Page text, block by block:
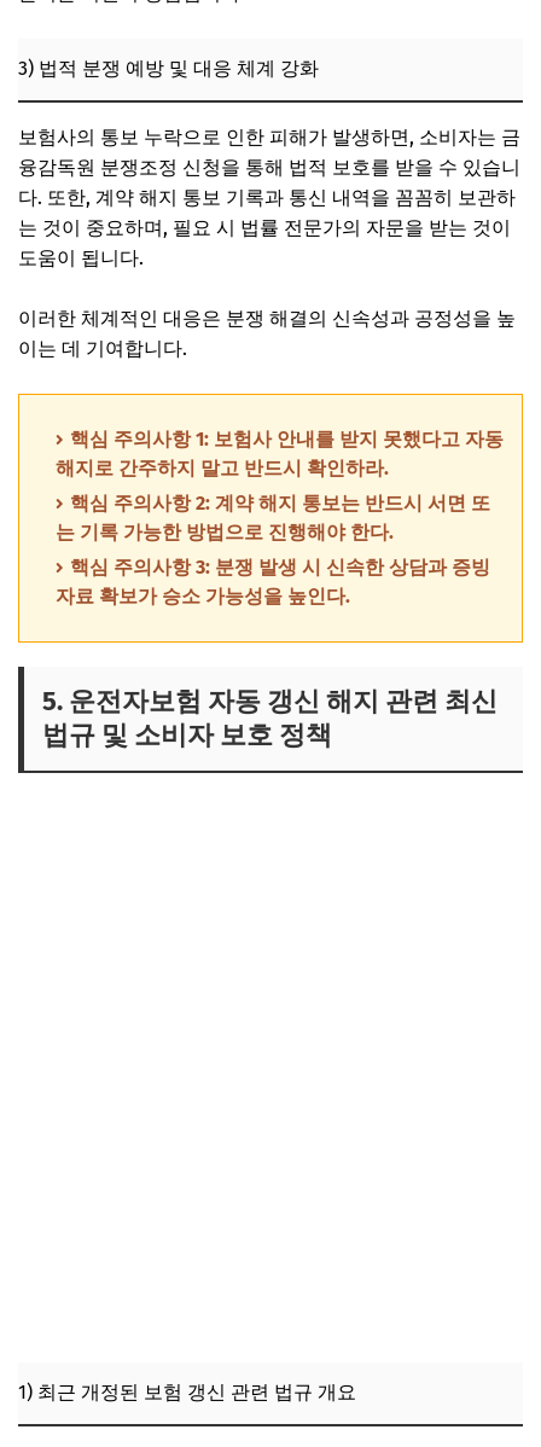
3) 법적 분쟁 예방 및 대응 체계 강화
보험사의 통보 누락으로 인한 피해가 발생하면, 소비자는 금
융감독원 분쟁조정 신청을 통해 법적 보호를 받을 수 있습니
다. 또한, 계약 해지 통보 기록과 통신 내역을 꼼꼼히 보관하
는 것이 중요하며, 필요 시 법률 전문가의 자문을 받는 것이
도움이 됩니다.
이러한 체계적인 대응은 분쟁 해결의 신속성과 공정성을 높
이는 데 기여합니다.
핵심 주의사항 1: 보험사 안내를 받지 못했다고 자동
해지로 간주하지 말고 반드시 확인하라.
핵심 주의사항 2: 계약 해지 통보는 반드시 서면 또
는 기록 가능한 방법으로 진행해야 한다.
핵심 주의사항 3: 분쟁 발생 시 신속한 상담과 증빙
자료 확보가 승소 가능성을 높인다.
5. 운전자보험 자동 갱신 해지 관련 최신
법규 및 소비자 보호 정책
1) 최근 개정된 보험 갱신 관련 법규 개요